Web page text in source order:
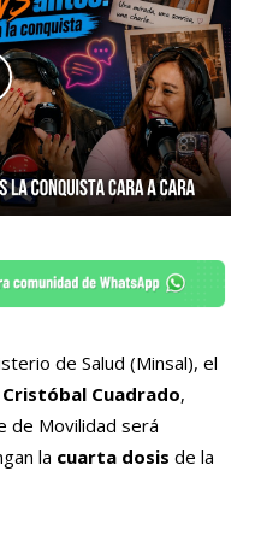
de Salud (Minsal), el
Cristóbal Cuadrado,
de Movilidad será
la cuarta dosis de la